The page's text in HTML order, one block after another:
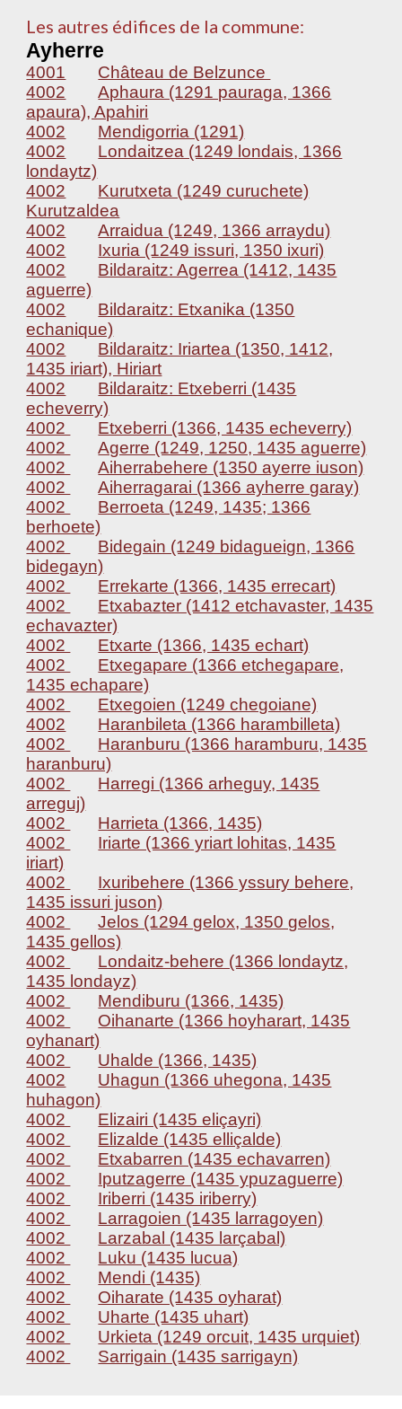
Les autres édifices de la commune:
Ayherre
4001
Château de Belzunce
4002
Aphaura (1291 pauraga, 1366
apaura), Apahiri
4002
Mendigorria (1291)
4002
Londaitzea (1249 londais, 1366
londaytz)
4002
Kurutxeta (1249 curuchete)
Kurutzaldea
4002
Arraidua (1249, 1366 arraydu)
4002
Ixuria (1249 issuri, 1350 ixuri)
4002
Bildaraitz: Agerrea (1412, 1435
aguerre)
4002
Bildaraitz: Etxanika (1350
echanique)
4002
Bildaraitz: Iriartea (1350, 1412,
1435 iriart), Hiriart
4002
Bildaraitz: Etxeberri (1435
echeverry)
4002
Etxeberri (1366, 1435 echeverry)
4002
Agerre (1249, 1250, 1435 aguerre)
4002
Aiherrabehere (1350 ayerre iuson)
4002
Aiherragarai (1366 ayherre garay)
4002
Berroeta (1249, 1435; 1366
berhoete)
4002
Bidegain (1249 bidagueign, 1366
bidegayn)
4002
Errekarte (1366, 1435 errecart)
4002
Etxabazter (1412 etchavaster, 1435
echavazter)
4002
Etxarte (1366, 1435 echart)
4002
Etxegapare (1366 etchegapare,
1435 echapare)
4002
Etxegoien (1249 chegoiane)
4002
Haranbileta (1366 harambilleta)
4002
Haranburu (1366 haramburu, 1435
haranburu)
4002
Harregi (1366 arheguy, 1435
arreguj)
4002
Harrieta (1366, 1435)
4002
Iriarte (1366 yriart lohitas, 1435
iriart)
4002
Ixuribehere (1366 yssury behere,
1435 issuri juson)
4002
Jelos (1294 gelox, 1350 gelos,
1435 gellos)
4002
Londaitz-behere (1366 londaytz,
1435 londayz)
4002
Mendiburu (1366, 1435)
4002
Oihanarte (1366 hoyharart, 1435
oyhanart)
4002
Uhalde (1366, 1435)
4002
Uhagun (1366 uhegona, 1435
huhagon)
4002
Elizairi (1435 eliçayri)
4002
Elizalde (1435 elliçalde)
4002
Etxabarren (1435 echavarren)
4002
Iputzagerre (1435 ypuzaguerre)
4002
Iriberri (1435 iriberry)
4002
Larragoien (1435 larragoyen)
4002
Larzabal (1435 larçabal)
4002
Luku (1435 lucua)
4002
Mendi (1435)
4002
Oiharate (1435 oyharat)
4002
Uharte (1435 uhart)
4002
Urkieta (1249 orcuit, 1435 urquiet)
4002
Sarrigain (1435 sarrigayn)